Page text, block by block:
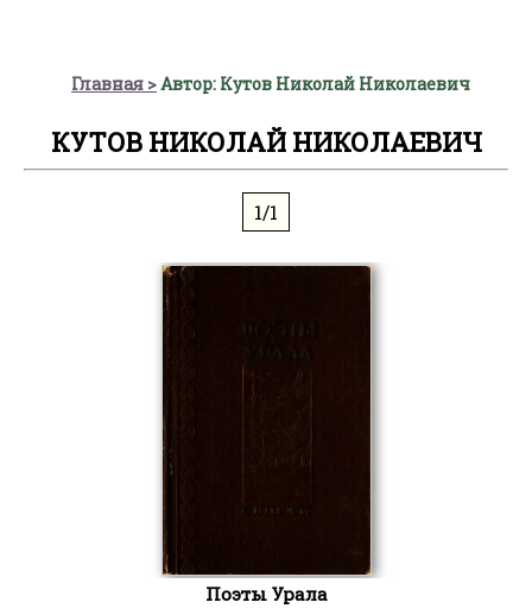
Главная Автор: Кутов Николай Николаевич
КУТОВ НИКОЛАЙ НИКОЛАЕВИЧ
1/1
Поэты Урала